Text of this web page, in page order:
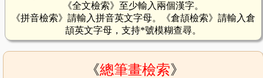
《全文檢索》至少輸入兩個漢字。
《拼音檢索》請輸入拼音英文字母。《倉頡檢索》請輸入倉
頡英文字母，支持*號模糊查尋。
《總筆畫檢索》